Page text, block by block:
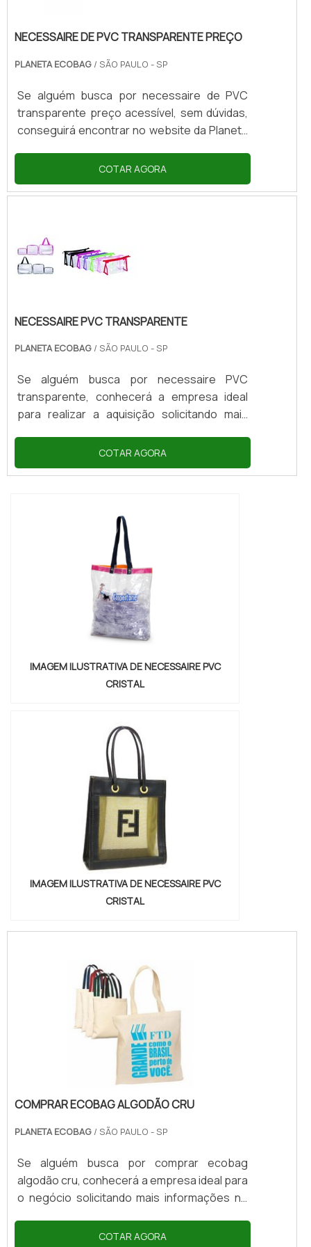
NECESSAIRE DE PVC TRANSPARENTE PREÇO
PLANETA ECOBAG / SÃO PAULO - SP
Se alguém busca por necessaire de PVC
transparente preço acessível, sem dúvidas,
conseguirá encontrar no website da Planeta
maior plataforma B2B e achando a
sofisticação, qualidade e preço justo em um
só lugar.É importante lembrar que o produto
especializadas. Esse tipo de cuidado ajuda a
garantir a qualidade e durabilidade dos
materiais, além de evitar preju...
COTAR AGORA
NECESSAIRE PVC TRANSPARENTE
PLANETA ECOBAG / SÃO PAULO - SP
Se alguém busca por necessaire PVC
transparente, conhecerá a empresa ideal
para realizar a aquisição solicitando mais
América Latina e achando sofisticação,
qualidade e preço justo em um só
Ecobag poderá encontrar proteção com
ampla gama de produtos de qualidade, que
garantirá que o cliente encontre o modelo
COTAR AGORA
IMAGEM ILUSTRATIVA DE NECESSAIRE PVC
CRISTAL
IMAGEM ILUSTRATIVA DE NECESSAIRE PVC
CRISTAL
COMPRAR ECOBAG ALGODÃO CRU
PLANETA ECOBAG / SÃO PAULO - SP
Se alguém busca por comprar ecobag
algodão cru, conhecerá a empresa ideal para
o negócio solicitando mais informações no
líder do mercado. Quando o quesito é
COTAR AGORA